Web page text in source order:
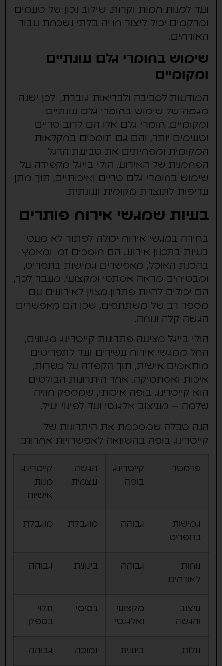
ועד למנות חמות וקרות. שילוב נכון של טעמים
ומרקמים יכול ליצור חוויה בלתי נשכחת עבור
האורחים.
שימוש בחומרי גלם עונתיים
ומקומיים
המודעות לסביבה ולבריאות גוברת, ולכן ישנה
מגמה של שימוש בחומרי גלם עונתיים
ומקומיים. חומרי גלם אלו הם לרוב טריים
וטעימים יותר, והם גם תומכים בחקלאות
המקומית ומפחיתים את טביעת הרגל
הפחמנית של האירוע. הולי בייגל מקפידה על
שימוש בחומרי גלם טריים ואיכותיים, תוך מתן
עדיפות לתוצרת מקומית ועונתית.
בעיות שמגשי אירוח פותרים
בחירה במגשי אירוח יכולה לפתור לא מעט
בעיות בתכנון אירוע. הם חוסכים זמן ומאמץ
בהכנת האוכל, מאפשרים גמישות בתפריט,
ומבטיחים מראה אסתטי ומקצועי. מעבר לכך,
הם יכולים להיות פתרון מצוין לאירועים עם
מספר רב של משתתפים, שכן הם מאפשרים
הגשה קלה ונוחה.
הולי בייגל מציעה פתרונות קייטרינג מגוונים,
החל ממגשי אירוח עשירים ועד לתפריטים
מותאמים אישית, תוך הקפדה על כשרות,
איכות ואסתטיקה. אחד היתרונות הבולטים
הוא קייטרינג בופה איכותי, שמספק חוויה
שלמה – מעיצוב אלגנטי ועד לפינוי יעיל.
הנה טבלה שמסכמת את היתרונות של
קייטרינג בופה בהשוואה לאפשרויות אחרות:
פרמטר
קייטרינג
בופה
הגשה
עצמית
קייטרינג
מנות
אישיות
גמישות
בתפריט
גבוהה מוגבלת מוגבלת
נוחות
לאורחים
גבוהה בינונית גבוהה
עיצוב
והגשה
מקצועי
ואלגנטי
בסיסי
תלוי
בספק
עלות בינונית נמוכה גבוהה